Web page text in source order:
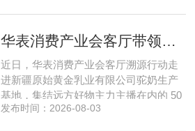
能创始人王启斌，拆解其从创立第一天
数据规模才是决定行业拐点的核心
近日，华表消费产业会客厅溯源行动走
进新疆原始黄金乳业有限公司驼奶生产
基地，集结远方好物主力主播在内的 50
位头部私域主播组团深入工厂一线实地
发布时间：2026-08-03